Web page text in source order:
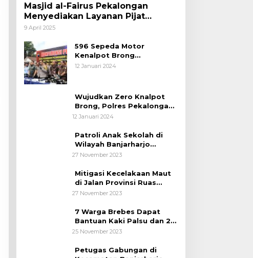
Masjid al-Fairus Pekalongan
Menyediakan Layanan Pijat
hingga Potong Rambut Gratis bagi
9 April 2025
596 Sepeda Motor
Kenalpot Brong
Diamankan Polres
12 Januari 2024
Wujudkan Zero Knalpot
Brong, Polres Pekalongan
Kota Berikan Edukasi
12 Januari 2024
Patroli Anak Sekolah di
Wilayah Banjarharjo
Brebes
27 November 2023
Mitigasi Kecelakaan Maut
di Jalan Provinsi Ruas
Banjarharjo-Salem
27 November 2023
7 Warga Brebes Dapat
Bantuan Kaki Palsu dan 2
Operasi Bibir Sumbing
25 November 2023
Petugas Gabungan di